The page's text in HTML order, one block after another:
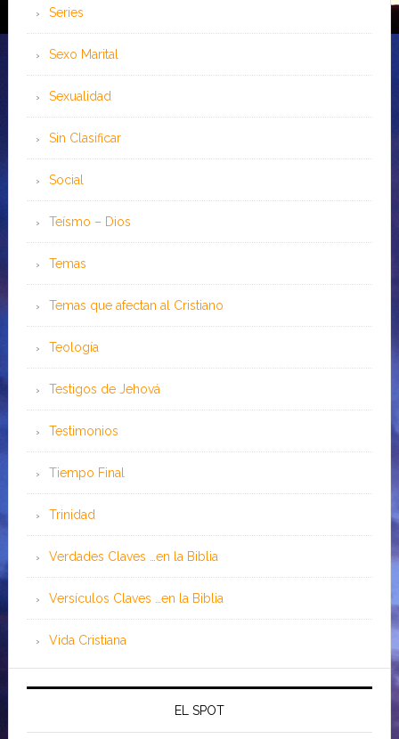
Series
Sexo Marital
Sexualidad
Sin Clasificar
Social
Teísmo – Dios
Temas
Temas que afectan al Cristiano
Teología
Testigos de Jehová
Testimonios
Tiempo Final
Trinidad
Verdades Claves …en la Biblia
Versículos Claves …en la Biblia
Vida Cristiana
EL SPOT